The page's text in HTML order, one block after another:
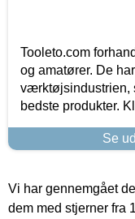
Tooleto.com
og amatører. De
værktøjsindustrien,
bedste produkter.
Se
Vi har gennemgået
dem med stjerner fra